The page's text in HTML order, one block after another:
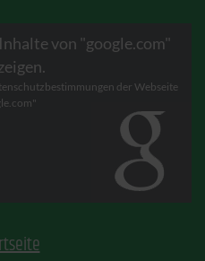
von "google.com"
der Webseite